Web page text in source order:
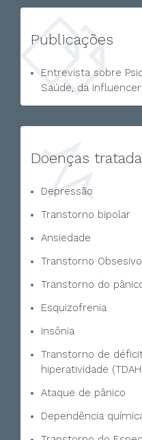
Publicações
Entrevista sobre
Saúde, da
Doenças
Depressão
Transtorno bipolar
Ansiedade
Transtorno
Transtorno do
Esquizofrenia
Insônia
Transtorno de
hiperatividade
Ataque de pânico
Dependência